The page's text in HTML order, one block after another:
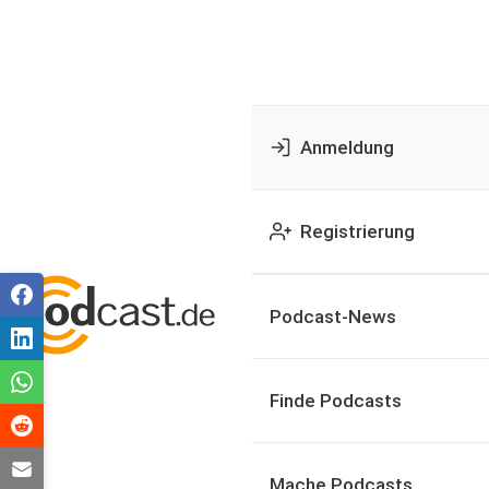
Anmeldung
Registrierung
Podcast-News
Finde Podcasts
Mache Podcasts